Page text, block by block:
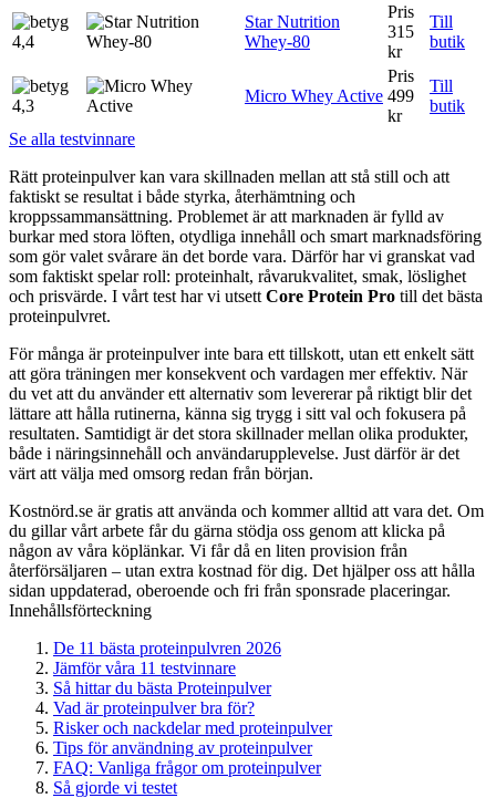
4,4
Star Nutrition
Whey-80
Pris
315
kr
Till
butik
4,3
Micro Whey Active
Pris
499
kr
Till
butik
Se alla testvinnare
Rätt proteinpulver kan vara skillnaden mellan att stå still och att
faktiskt se resultat i både styrka, återhämtning och
kroppssammansättning. Problemet är att marknaden är fylld av
burkar med stora löften, otydliga innehåll och smart marknadsföring
som gör valet svårare än det borde vara. Därför har vi granskat vad
som faktiskt spelar roll: proteinhalt, råvarukvalitet, smak, löslighet
och prisvärde. I vårt test har vi utsett Core Protein Pro till det bästa
proteinpulvret.
För många är proteinpulver inte bara ett tillskott, utan ett enkelt sätt
att göra träningen mer konsekvent och vardagen mer effektiv. När
du vet att du använder ett alternativ som levererar på riktigt blir det
lättare att hålla rutinerna, känna sig trygg i sitt val och fokusera på
resultaten. Samtidigt är det stora skillnader mellan olika produkter,
både i näringsinnehåll och användarupplevelse. Just därför är det
värt att välja med omsorg redan från början.
Kostnörd.se är gratis att använda och kommer alltid att vara det. Om
du gillar vårt arbete får du gärna stödja oss genom att klicka på
någon av våra köplänkar. Vi får då en liten provision från
återförsäljaren – utan extra kostnad för dig. Det hjälper oss att hålla
sidan uppdaterad, oberoende och fri från sponsrade placeringar.
Innehållsförteckning
De 11 bästa proteinpulvren 2026
Jämför våra 11 testvinnare
Så hittar du bästa Proteinpulver
Vad är proteinpulver bra för?
Risker och nackdelar med proteinpulver
Tips för användning av proteinpulver
FAQ: Vanliga frågor om proteinpulver
Så gjorde vi testet